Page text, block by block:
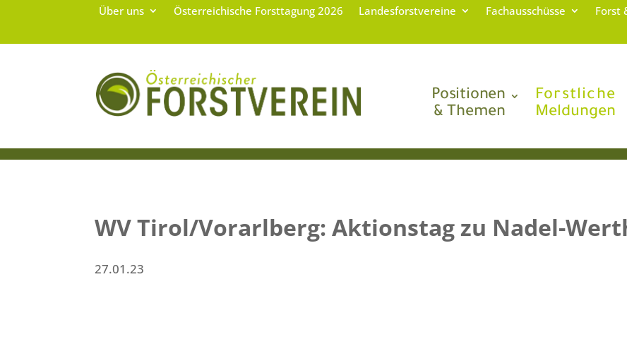
Über uns Österreichische Forsttagung 2026 Landesforstvereine Fachausschüsse Forst
Positionen
& Themen
Forstliche
Meldungen
WV Tirol/Vorarlberg: Aktionstag zu Nadel-
27.01.23